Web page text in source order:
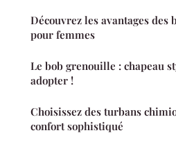
Découvrez les avantages
pour femmes
Le bob grenouille : chapeau
adopter !
Choisissez des turbans
confort sophistiqué